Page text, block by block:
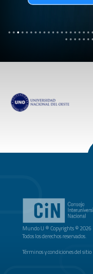
Mundo U ® Copyrights © 2026
Todos los derechos reservados.
Términos y condiciones del sitio